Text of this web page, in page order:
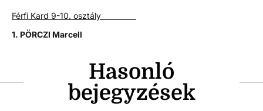
Férfi Kard 9-10. osztály
1. PÖRCZI Marcell
Hasonló
bejegyzések